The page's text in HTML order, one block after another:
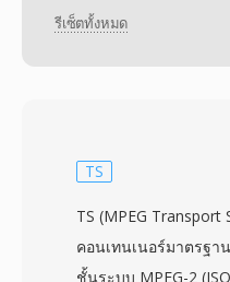
รีเซ็ตทั้งหมด
TS
TS (MPEG
คอนเทนเนอร์มาตรฐ
ชั้นระบบ MPEG-2